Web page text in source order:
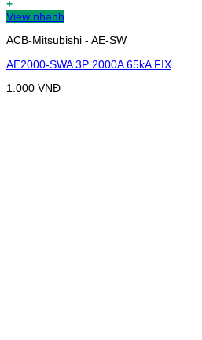
+
View nhanh
ACB-Mitsubishi - AE-SW
AE2000-SWA 3P 2000A 65kA FIX
1.000 VNĐ